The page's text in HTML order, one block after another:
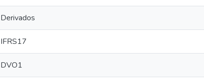
Derivados
IFRS17
DVO1